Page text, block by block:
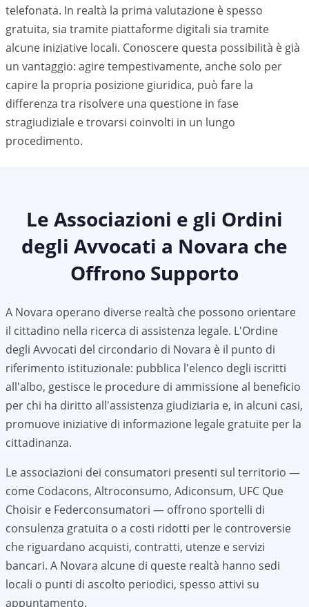
telefonata. In realtà la prima valutazione è spesso
gratuita, sia tramite piattaforme digitali sia tramite
alcune iniziative locali. Conoscere questa possibilità è già
un vantaggio: agire tempestivamente, anche solo per
capire la propria posizione giuridica, può fare la
differenza tra risolvere una questione in fase
stragiudiziale e trovarsi coinvolti in un lungo
procedimento.
Le Associazioni e gli Ordini
degli Avvocati a Novara che
Offrono Supporto
A Novara operano diverse realtà che possono orientare
il cittadino nella ricerca di assistenza legale. L'Ordine
degli Avvocati del circondario di Novara è il punto di
riferimento istituzionale: pubblica l'elenco degli iscritti
all'albo, gestisce le procedure di ammissione al beneficio
per chi ha diritto all'assistenza giudiziaria e, in alcuni casi,
promuove iniziative di informazione legale gratuite per la
cittadinanza.
Le associazioni dei consumatori presenti sul territorio —
come Codacons, Altroconsumo, Adiconsum, UFC Que
Choisir e Federconsumatori — offrono sportelli di
consulenza gratuita o a costi ridotti per le controversie
che riguardano acquisti, contratti, utenze e servizi
bancari. A Novara alcune di queste realtà hanno sedi
locali o punti di ascolto periodici, spesso attivi su
appuntamento.